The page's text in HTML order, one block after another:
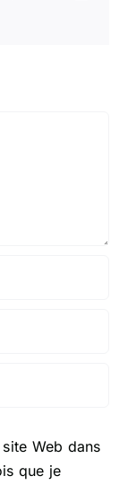
Web dans
que je